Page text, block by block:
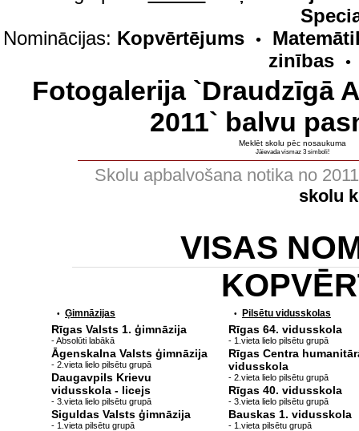
Nominācijas: Kopvērtējums •
zinības
•
Fotogalerija `Draudzīgā
2011` balvu
Meklēt skolu pēc nosaukuma
Jāievada vismaz 3 simboli!
Skolu apbalvošana notika no
skolu
VISAS
• Ģimnāzijas
Rīgas Valsts 1. ģimnāzija
- Absolūti labākā
Āgenskalna Valsts ģimnāzija
- 2.vieta lielo pilsētu grupā
Daugavpils Krievu
vidusskola - licejs
- 3.vieta lielo pilsētu grupā
Siguldas Valsts ģimnāzija
- 1.vieta pilsētu grupā
• Pilsētu vidusskolas
Rīgas 64. vidusskola
- 1.vieta lielo pilsētu grupā
Rīgas Centra
vidusskola
- 2.vieta lielo pilsētu grupā
Rīgas 40. vidusskola
- 3.vieta lielo pilsētu grupā
Bauskas 1. vidusskola
- 1.vieta pilsētu grupā